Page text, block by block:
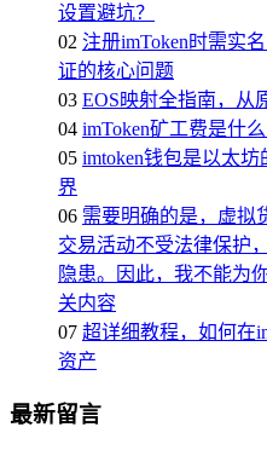
设置避坑？
02 注册imToken时需实
证的核心问题
03 EOS映射全指南，从
04 imToken矿工费是什
05 imtoken钱包是以太
界
06 需要明确的是，虚拟
交易活动不受法律保护
隐患。因此，我不能为
关内容
07 超详细教程，如何在
资产
最新留言